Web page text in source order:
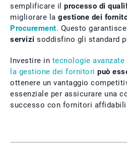
semplificare il processo di
migliorare la gestione dei
Procurement. Questo
servizi soddisfino gli standard
Investire in tecnologie
la gestione dei fornitori può
ottenere un vantaggio
essenziale per assicurare una
successo con fornitori